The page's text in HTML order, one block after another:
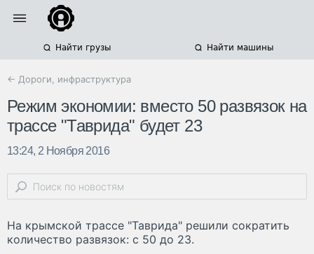
Найти грузы Найти машины
← Дороги, инфраструктура
Режим экономии: вместо 50 развязок на
трассе "Таврида" будет 23
13:24, 2 Ноября 2016
На крымской трассе "Таврида" решили сократить
количество развязок: с 50 до 23.